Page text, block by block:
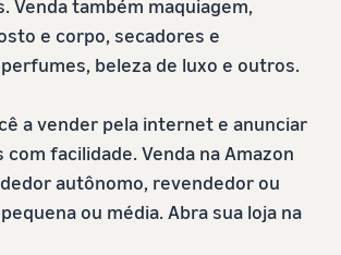
Venda também maquiagem,
e corpo, secadores e
beleza de luxo e outros.
a vender pela internet e anunciar
facilidade. Venda na Amazon
autônomo, revendedor ou
ou média. Abra sua loja na